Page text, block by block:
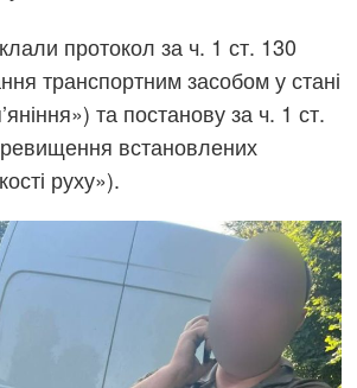
протокол за ч. 1 ст. 130
транспортним засобом у стані
та постанову за ч. 1 ст.
встановлених
руху»).